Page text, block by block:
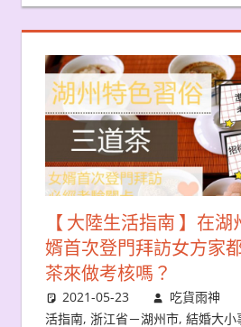
【 大陸生活指南 】在
婿首次登門拜訪女方家
茶來做考核嗎？
2021-05-23 吃貨雨神
活指南, 浙江省－湖州市, 結婚大小